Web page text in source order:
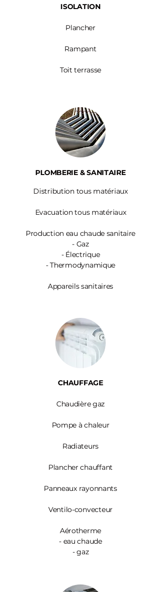
ISOLATION
Plancher
Rampant
Toit terrasse
PLOMBERIE & SANITAIRE
Distribution tous matériaux
Evacuation tous matériaux
Production eau chaude sanitaire
- Gaz
- Électrique
- Thermodynamique
Appareils sanitaires
CHAUFFAGE
Chaudière gaz
Pompe à chaleur
Radiateurs
Plancher chauffant
Panneaux rayonnants
Ventilo-convecteur
Aérotherme
- eau chaude
- gaz